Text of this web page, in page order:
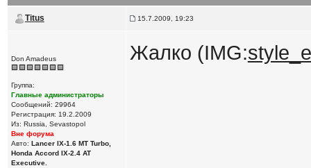
Titus 15.7.2009, 19:23
Don Amadeus
Группа:
Главные администраторы
Сообщений: 29964
Регистрация: 19.2.2009
Из: Russia, Sevastopol
Вне форума
Авто: Lancer IX-1.6 MT Turbo,
Honda Accord IX-2.4 AT
Executive.
Жалко (IMG: